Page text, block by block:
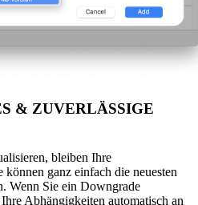
& ZUVERLÄSSIGE
bleiben Ihre
ganz einfach die neuesten
Wenn Sie ein Downgrade
Abhängigkeiten automatisch an